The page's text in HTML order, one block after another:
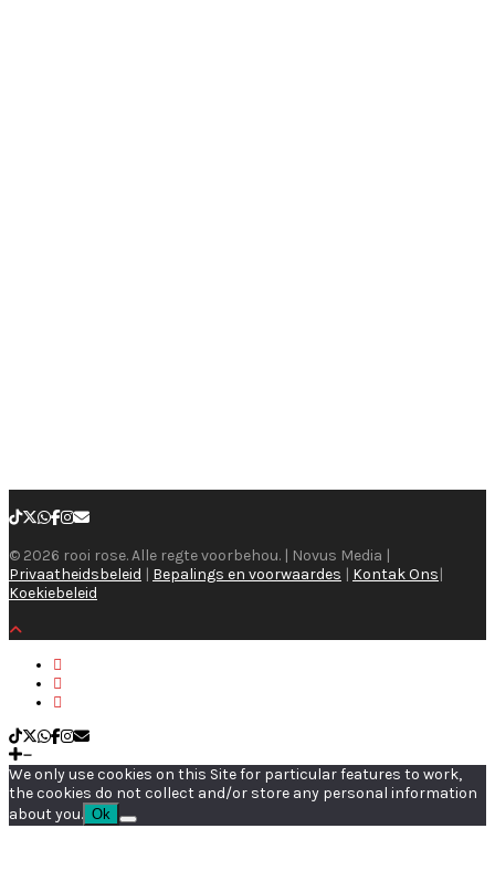
© 2026 rooi rose. Alle regte voorbehou. | Novus Media |
Privaatheidsbeleid | Bepalings en voorwaardes | Kontak Ons|
Koekiebeleid
We only use cookies on this Site for particular features to work,
the cookies do not collect and/or store any personal information
about you. Ok